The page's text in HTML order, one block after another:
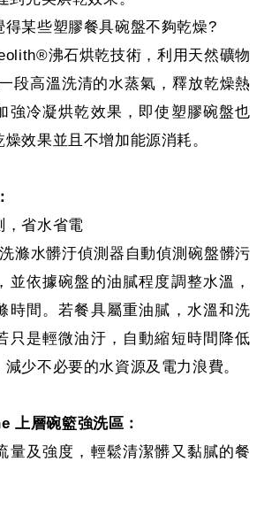
得某些塑膠餐具碗盤不夠乾燥?
沸石烘乾技術，利用天然礦物
段高溫洗清的水蒸氣，釋放乾燥熱
強冷凝烘乾效果，即使塑膠碗盤也
效果並且不增加能源消耗。
，省水省電
滌水髒汙偵測器自動偵測碗盤髒污
並依據碗盤的油膩程度調整水溫，
時間。若餐具屬重油膩，水溫和洗
只是輕微油汙，自動縮短時間降低
少不必要的水資源及電力浪費。
上層碗籃強洗區：
量及強度，輕鬆清潔髒又黏膩的餐